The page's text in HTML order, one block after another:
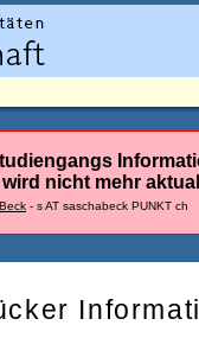
nicht mehr
- s AT saschabeck PUNKT ch